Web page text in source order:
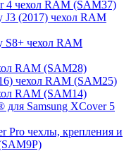
4 чехол RAM (SAM37)
J3 (2017) чехол RAM
S8+ чехол RAM
RAM (SAM28)
чехол RAM (SAM25)
RAM (SAM14)
Samsung XCover 5
Pro чехлы, крепления и